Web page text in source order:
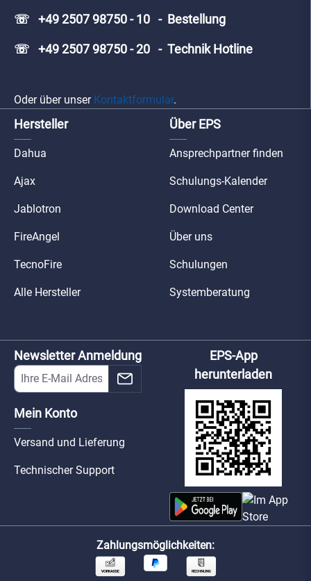
☏ +49 2507 98750 - 10 - Bestellung
☏ +49 2507 98750 - 20 - Technik Hotline
Oder über unser Kontaktformular.
Hersteller
Dahua
Ajax
Jablotron
FireAngel
TecnoFire
Alle Hersteller
Über EPS
Ansprechpartner finden
Schulungs-Kalender
Download Center
Über uns
Schulungen
Systemberatung
Newsletter Anmeldung
Mein Konto
Versand und Lieferung
Technischer Support
EPS-App
herunterladen
Zahlungsmöglichkeiten: